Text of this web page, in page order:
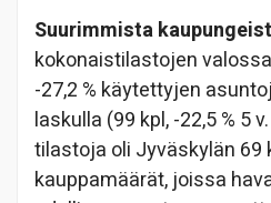
Suurimmista
kokonaistilastojen
-27,2 % käytettyjen
laskulla (99 kpl, -22,5 % 5
tilastoja oli Jyväskylän 69
kauppamäärät, joissa